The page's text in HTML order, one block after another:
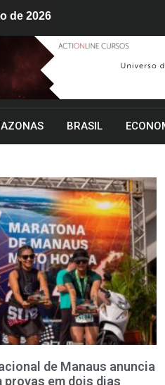
de 2026
BRASIL
de Manaus anuncia
provas em dois dias